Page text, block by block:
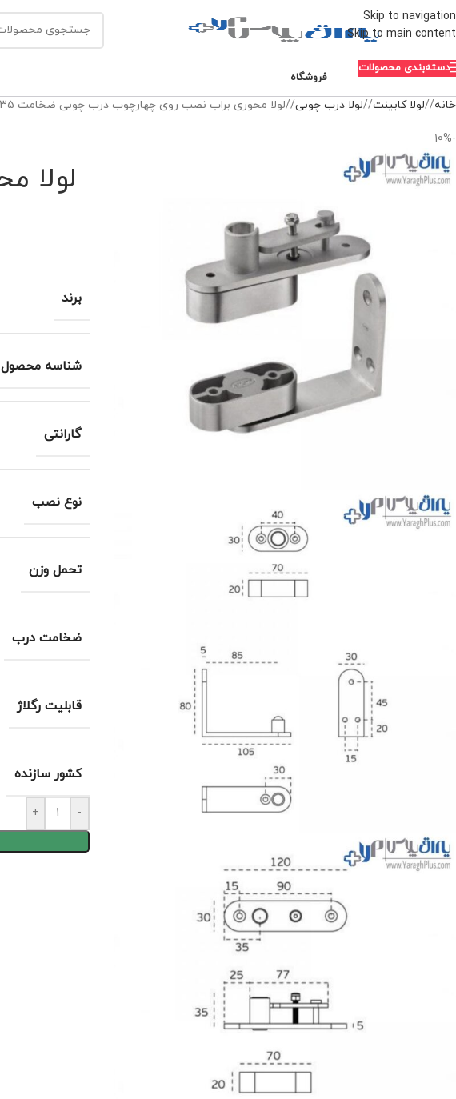
Skip to navigation
Skip to main content
دسته‌بندی محصولات
فروشگاه
خانه/ لولا کابینت/ لولا درب چوبی/ لولا محوری براب نصب روی چهارچوب درب چوبی ضخامت 35 میلیمتر تا 39 میلیمتر 100 کیلوگرمی A911
-10%
برند
شناسه محصول
گارانتی
نوع نصب
تحمل وزن
ضخامت درب
قابلیت رگلاژ
کشور سازنده
-
+